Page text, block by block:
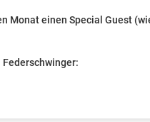
Monat einen Special Guest